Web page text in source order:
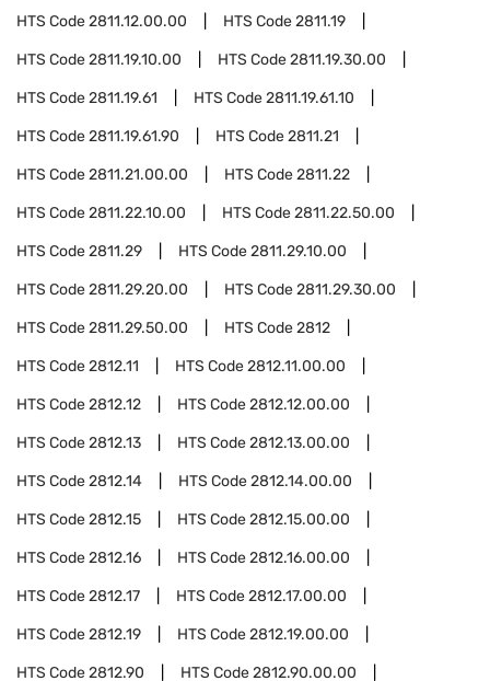
HTS Code2811.12.00.00 HTS Code2811.19
HTS Code2811.19.10.00 HTS Code2811.19.30.00
HTS Code2811.19.61 HTS Code2811.19.61.10
HTS Code2811.19.61.90 HTS Code2811.21
HTS Code2811.21.00.00 HTS Code2811.22
HTS Code2811.22.10.00 HTS Code2811.22.50.00
HTS Code2811.29 HTS Code2811.29.10.00
HTS Code2811.29.20.00 HTS Code2811.29.30.00
HTS Code2811.29.50.00 HTS Code2812
HTS Code2812.11 HTS Code2812.11.00.00
HTS Code2812.12 HTS Code2812.12.00.00
HTS Code2812.13 HTS Code2812.13.00.00
HTS Code2812.14 HTS Code2812.14.00.00
HTS Code2812.15 HTS Code2812.15.00.00
HTS Code2812.16 HTS Code2812.16.00.00
HTS Code2812.17 HTS Code2812.17.00.00
HTS Code2812.19 HTS Code2812.19.00.00
HTS Code2812.90 HTS Code2812.90.00.00